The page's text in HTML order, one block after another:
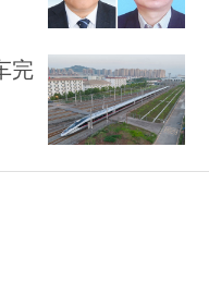
完